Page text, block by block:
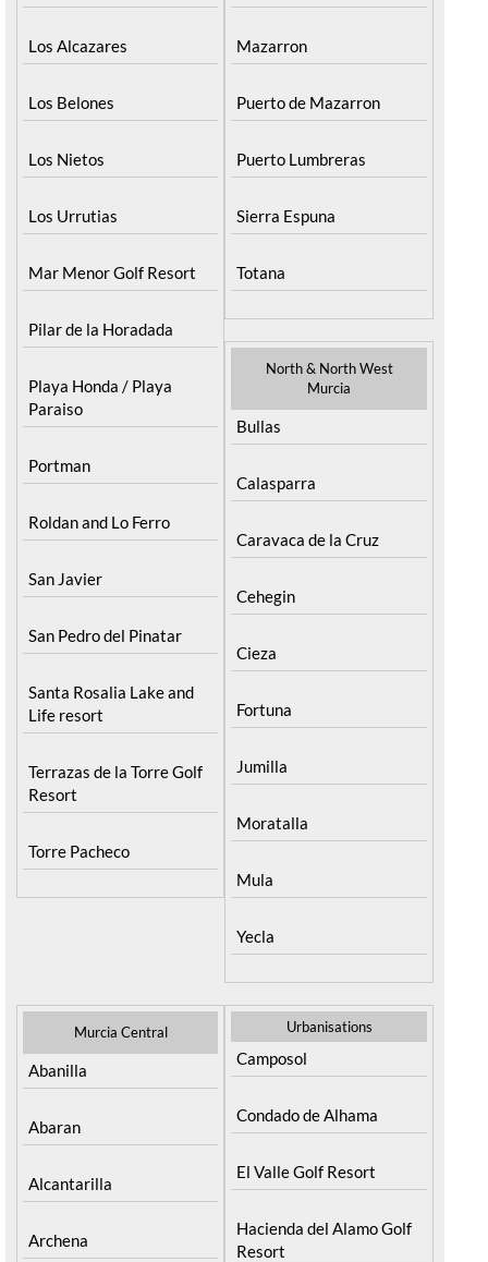
Los Alcazares
Los Belones
Los Nietos
Los Urrutias
Mar Menor Golf Resort
Pilar de la Horadada
Playa Honda / Playa
Paraiso
Portman
Roldan and Lo Ferro
San Javier
San Pedro del Pinatar
Santa Rosalia Lake and
Life resort
Terrazas de la Torre Golf
Resort
Torre Pacheco
Mazarron
Puerto de Mazarron
Puerto Lumbreras
Sierra Espuna
Totana
North & North West
Murcia
Bullas
Calasparra
Caravaca de la Cruz
Cehegin
Cieza
Fortuna
Jumilla
Moratalla
Mula
Yecla
Murcia Central
Abanilla
Abaran
Alcantarilla
Archena
Urbanisations
Camposol
Condado de Alhama
El Valle Golf Resort
Hacienda del Alamo Golf
Resort